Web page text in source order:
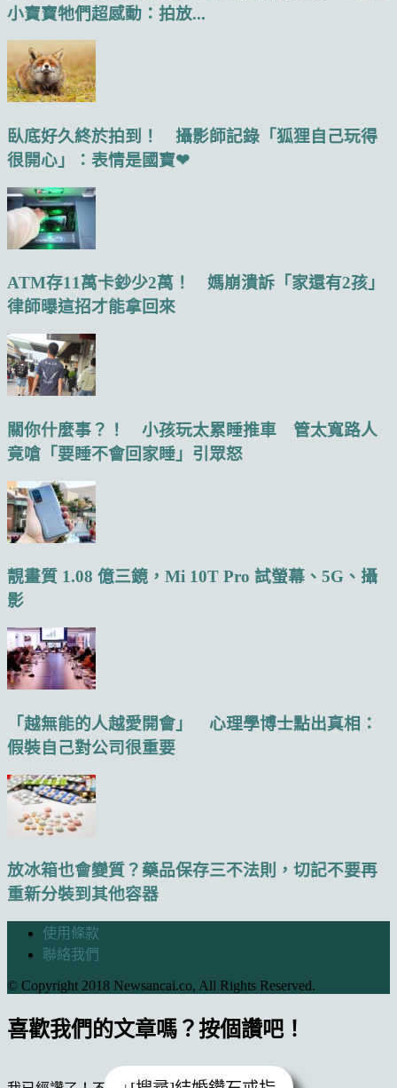
小寶寶牠們超感動：拍放...
臥底好久終於拍到！ 攝影師記錄「狐狸自己玩得
很開心」：表情是國寶❤
ATM存11萬卡鈔少2萬！ 媽崩潰訴「家還有2孩」
律師曝這招才能拿回來
關你什麼事？！ 小孩玩太累睡推車 管太寬路人
竟嗆「要睡不會回家睡」引眾怒
靚畫質 1.08 億三鏡，Mi 10T Pro 試螢幕、5G、攝
影
「越無能的人越愛開會」 心理學博士點出真相：
假裝自己對公司很重要
放冰箱也會變質？藥品保存三不法則，切記不要再
重新分裝到其他容器
使用條款
聯絡我們
© Copyright 2018 Newsancai.co, All Rights Reserved.
喜歡我們的文章嗎？按個讚吧！